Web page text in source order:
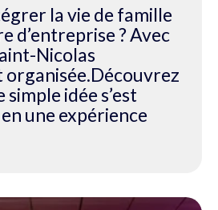
la vie de famille
d’entreprise ? Avec
Nicolas
idée s’est
une expérience